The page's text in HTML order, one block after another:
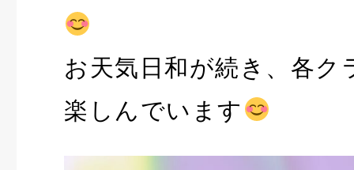
お天気日和が続き、各ク
楽しんでいます